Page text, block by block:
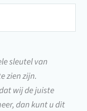
sleutel van
zien zijn.
wij de juiste
dan kunt u dit